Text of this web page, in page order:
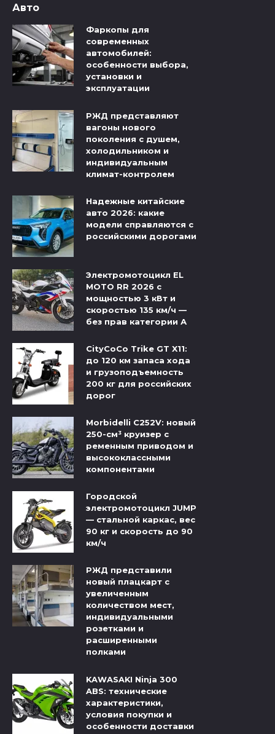
Авто
Фаркопы для
современных
автомобилей:
особенности выбора,
установки и
эксплуатации
РЖД представляют
вагоны нового
поколения с душем,
холодильником и
индивидуальным
климат-контролем
Надежные китайские
авто 2026: какие
модели справляются с
российскими дорогами
Электромотоцикл EL
MOTO RR 2026 с
мощностью 3 кВт и
скоростью 135 км/ч —
без прав категории А
CityCoCo Trike GT X11:
до 120 км запаса хода
и грузоподъемность
200 кг для российских
дорог
Morbidelli C252V: новый
250-см³ круизер с
ременным приводом и
высококлассными
компонентами
Городской
электромотоцикл JUMP
— стальной каркас, вес
90 кг и скорость до 90
км/ч
РЖД представили
новый плацкарт с
увеличенным
количеством мест,
индивидуальными
розетками и
расширенными
полками
KAWASAKI Ninja 300
ABS: технические
характеристики,
условия покупки и
особенности доставки